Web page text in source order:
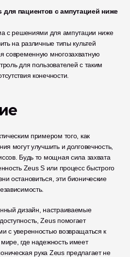
для пациентов с ампутацией ниже
с решениями для ампутации ниже
на различные типы культей
современную многозахватную
для пользователей с таким
конечности.
примером того, как
могут улучшить и долговечность,
Будь то мощная сила захвата
Zeus S или процесс быстрого
остановиться, эти бионические
дизайн, настраиваемые
Zeus помогает
с уверенностью возвращаться к
где надежность имеет
рука Zeus предлагает не